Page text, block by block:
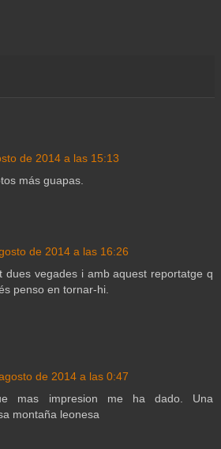
de 2014 a las 15:13
más guapas.
de 2014 a las 16:26
dues vegades i amb aquest reportatge q
penso en tornar-hi.
de 2014 a las 0:47
mas impresion me ha dado. Una
montaña leonesa